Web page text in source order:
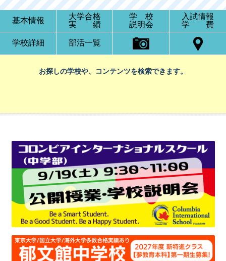
基本情報
大学合格
実 績
学 校
説明会
入試情報
学 費
学校詳細 部活一覧
お探しの学校や、コンテンツを検索できます。